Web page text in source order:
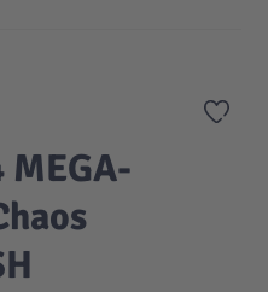
Zur
MEGA-